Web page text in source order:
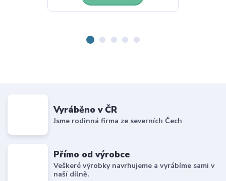
Vyráběno v ČR
Jsme rodinná firma ze severních Čech
Přímo od výrobce
Veškeré výrobky navrhujeme a vyrábíme sami v
naší dílně.